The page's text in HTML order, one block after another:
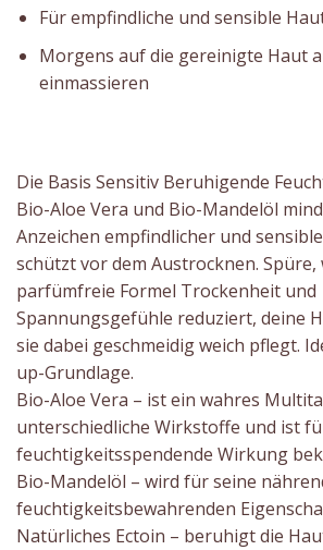
Für empfindliche und sensible
Morgens auf die gereinigte Haut
einmassieren
Die Basis Sensitiv Beruhigende
Bio-Aloe Vera und Bio-Mandelöl
Anzeichen empfindlicher und
schützt vor dem Austrocknen. Spüre,
parfümfreie Formel Trockenheit und
Spannungsgefühle reduziert, deine
sie dabei geschmeidig weich pflegt.
up-Grundlage.
Bio-Aloe Vera – ist ein wahres
unterschiedliche Wirkstoffe und ist
feuchtigkeitsspendende Wirkung
Bio-Mandelöl – wird für seine
feuchtigkeitsbewahrenden
Natürliches Ectoin – beruhigt die